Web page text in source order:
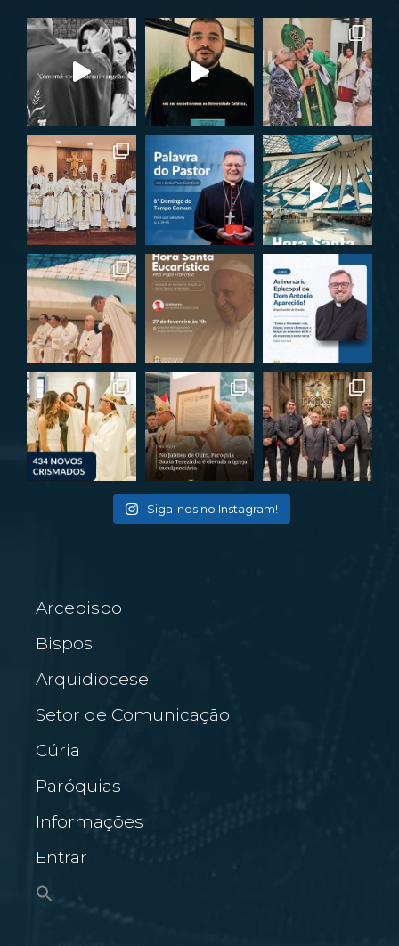
Siga-nos no Instagram!
Arcebispo
Bispos
Arquidiocese
Setor de Comunicação
Cúria
Paróquias
Informações
Entrar